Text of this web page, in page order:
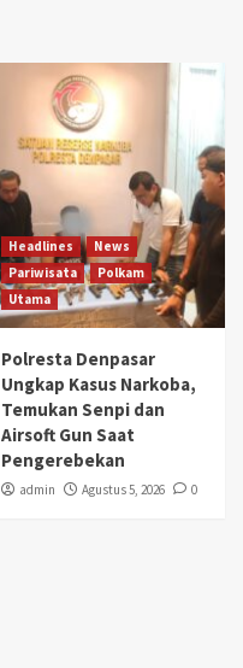
Headlines
News
Pariwisata
Polkam
Utama
Polresta Denpasar
Ungkap Kasus Narkoba,
Temukan Senpi dan
Airsoft Gun Saat
Pengerebekan
admin Agustus 5, 2026 0